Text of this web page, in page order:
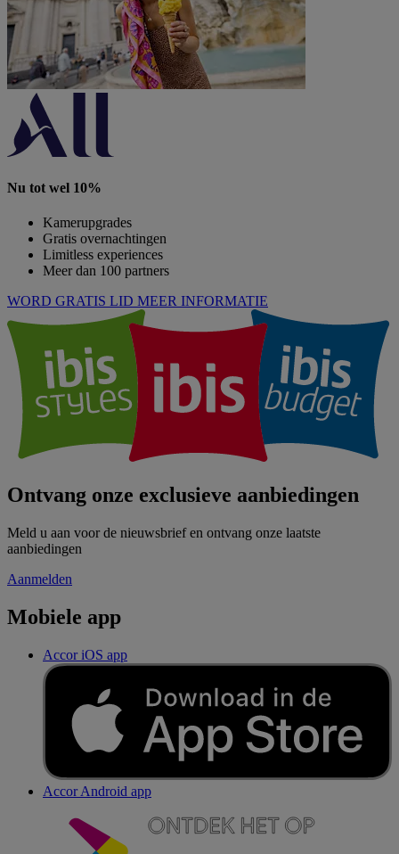
Nu tot wel 10%
Kamerupgrades
Gratis overnachtingen
Limitless experiences
Meer dan 100 partners
WORD GRATIS LID MEER INFORMATIE
Ontvang onze exclusieve aanbiedingen
Meld u aan voor de nieuwsbrief en ontvang onze laatste
aanbiedingen
Aanmelden
Mobiele app
Accor iOS app
Accor Android app